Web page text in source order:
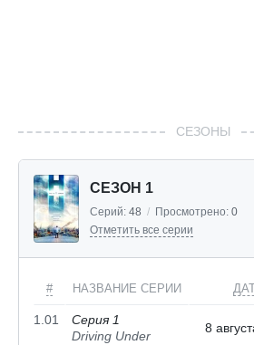
СЕЗОНЫ
СЕЗОН 1
Серий: 48 / Просмотрено: 0
Отметить все серии
# НАЗВАНИЕ СЕРИИ
1.01
Серия 1
Driving Under
8